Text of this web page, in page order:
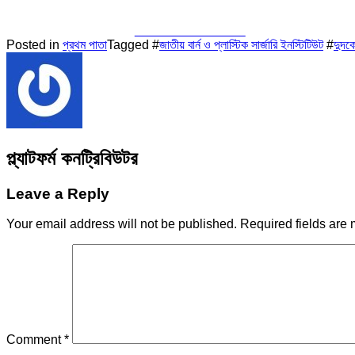
Posted in প্রথম পাতাTagged #জাতীয় বার্ন ও প্লাস্টিক সার্জারি ইনস্টিটিউট#
প্ল্যাটফর্ম কনট্রিবিউটর
Leave a Reply
Your email address will not be published. Required fields are
Comment*